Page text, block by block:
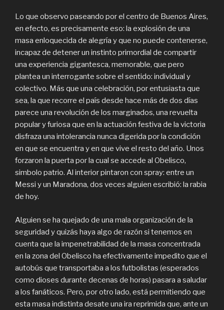
Lo que observo paseando por el centro de Buenos Aires,
en efecto, es precisamente eso: la explosión de una
masa enloquecida de alegría y que no puede contenerse,
incapaz de detener un instinto primordial de compartir
una experiencia gigantesca, memorable, que pero
plantea un interrogante sobre el sentido: individual y
colectivo. Más que una celebración, por entusiasta que
sea, la que recorre el país desde hace más de dos días
parece una revolución de los marginados, una revuelta
popular y furiosa que en la actuación festiva de la victoria
disfraza una intolerancia nunca digerida por la condición
en que se encuentra y en que vive el resto del año. Unos
forzaron la puerta por la cual se accede al Obelisco,
simbolo patrio. Al interior pintaron con spray: entre un
Messi y un Maradona, dos veces alguien escribió: la rabia
de hoy.
Alguien se ha quejado de una mala organización de la
seguridad y quizás haya algo de razón si tenemos en
cuenta que la impenetrabilidad de la masa concentrada
en la zona del Obelisco ha efectivamente impedito que el
autobús que transportaba a los futbolistas (esperados
como dioses durante decenas de horas) pasara a saludar
a los fanáticos. Pero, por otro lado, está permitiendo que
esta masa indistinta desate una ira reprimida que, ante un